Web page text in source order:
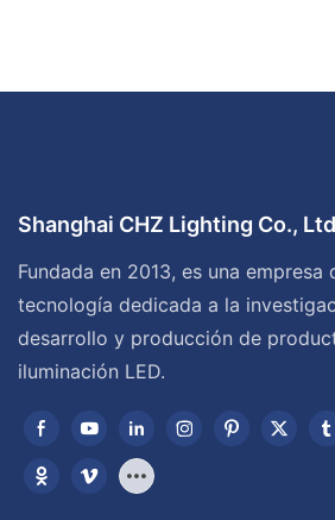
Shanghai CHZ Lighting Co.,
Fundada en 2013, es una empresa
tecnología dedicada a la
desarrollo y producción de
iluminación LED.